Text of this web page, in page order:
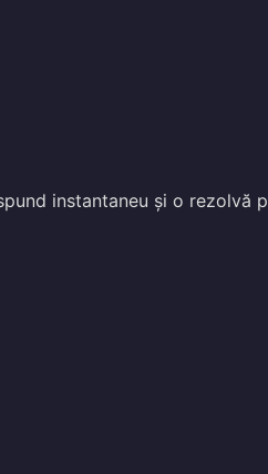
instantaneu și o rezolvă